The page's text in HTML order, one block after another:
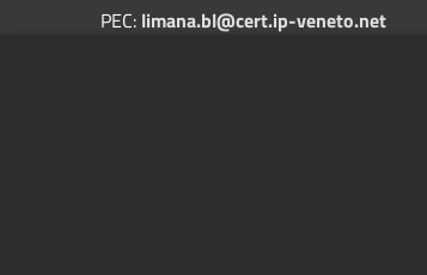
PEC: limana.bl@cert.ip-veneto.net